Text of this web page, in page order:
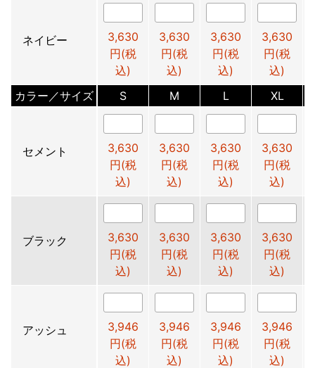
ネイビー
3,630
円(税
込)
3,630
円(税
込)
3,630
円(税
込)
3,630
円(税
込)
カラー／サイズ S M L XL
セメント
3,630
円(税
込)
3,630
円(税
込)
3,630
円(税
込)
3,630
円(税
込)
ブラック
3,630
円(税
込)
3,630
円(税
込)
3,630
円(税
込)
3,630
円(税
込)
アッシュ
3,946
円(税
込)
3,946
円(税
込)
3,946
円(税
込)
3,946
円(税
込)